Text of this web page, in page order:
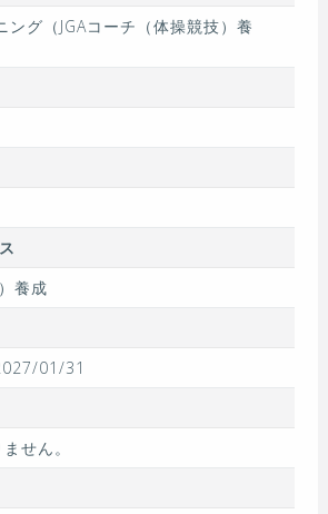
グ（JGAコーチ（体操競技）養
養成
01/31
せん。